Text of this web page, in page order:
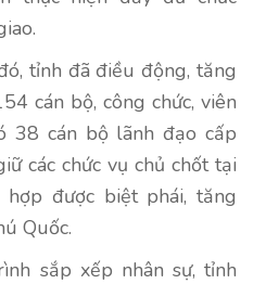
tỉnh đã điều động, tăng
cán bộ, công chức, viên
38 cán bộ lãnh đạo cấp
các chức vụ chủ chốt tại
được biệt phái, tăng
Quốc.
sắp xếp nhân sự, tỉnh